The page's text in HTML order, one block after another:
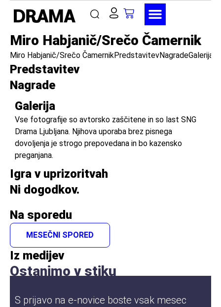
Miro Habjanič/Srečo Čamernik
Miro Habjanič/Srečo ČamernikPredstavitevNagradeGalerija
Predstavitev
Nagrade
Galerija
Vse fotografije so avtorsko zaščitene in so last SNG
Drama Ljubljana. Njihova uporaba brez pisnega
dovoljenja je strogo prepovedana in bo kazensko
preganjana.
Igra v uprizoritvah
Ni dogodkov.
Na sporedu
MESEČNI SPORED
Iz medijev
Ostanimo v stiku
S prijavo na e-novice boste vsak mesec